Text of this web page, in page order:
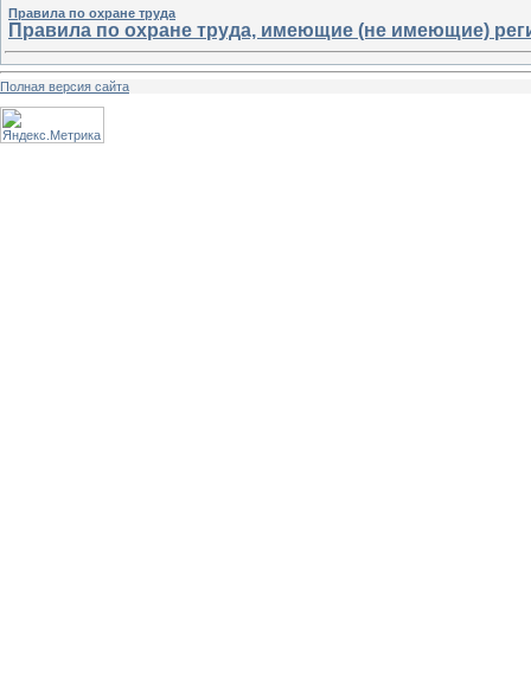
Правила по охране труда
Правила по охране труда, имеющие (не имеющие)
Полная версия сайта